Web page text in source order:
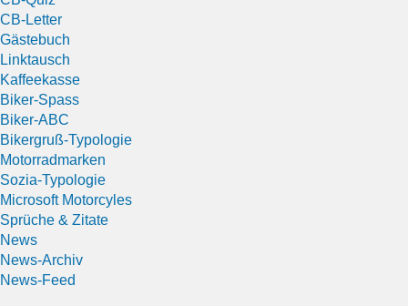
CB-Letter
Gästebuch
Linktausch
Kaffeekasse
Biker-Spass
Biker-ABC
Bikergruß-Typologie
Motorradmarken
Sozia-Typologie
Microsoft Motorcyles
Sprüche & Zitate
News
News-Archiv
News-Feed